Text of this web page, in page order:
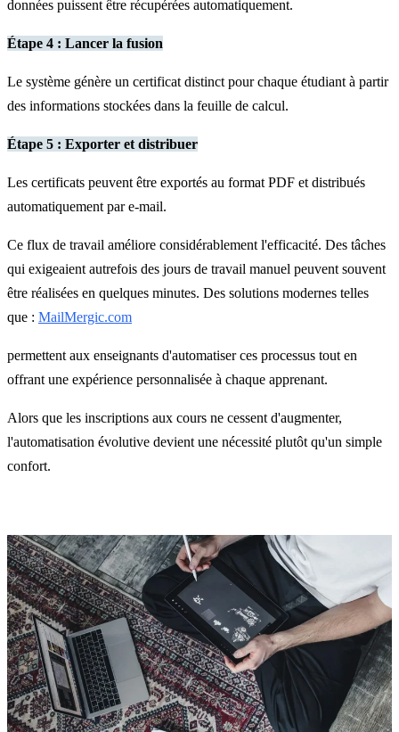
données puissent être récupérées automatiquement.
Étape 4 : Lancer la fusion
Le système génère un certificat distinct pour chaque étudiant à partir
des informations stockées dans la feuille de calcul.
Étape 5 : Exporter et distribuer
Les certificats peuvent être exportés au format PDF et distribués
automatiquement par e-mail.
Ce flux de travail améliore considérablement l'efficacité. Des tâches
qui exigeaient autrefois des jours de travail manuel peuvent souvent
être réalisées en quelques minutes. Des solutions modernes telles
que : MailMergic.com
permettent aux enseignants d'automatiser ces processus tout en
offrant une expérience personnalisée à chaque apprenant.
Alors que les inscriptions aux cours ne cessent d'augmenter,
l'automatisation évolutive devient une nécessité plutôt qu'un simple
confort.